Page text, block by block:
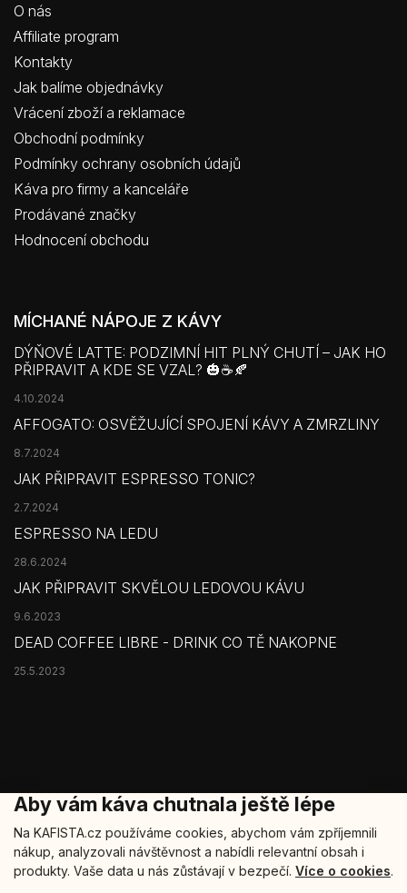
Aby vám káva chutnala ještě lépe
Na KAFISTA.cz používáme cookies, abychom vám zpříjemnili
nákup, analyzovali návštěvnost a nabídli relevantní obsah i
produkty. Vaše data u nás zůstávají v bezpečí. Více o cookies.
O nás
Affiliate program
Kontakty
Jak balíme objednávky
Vrácení zboží a reklamace
Obchodní podmínky
Podmínky ochrany osobních údajů
Káva pro firmy a kanceláře
Prodávané značky
Hodnocení obchodu
MÍCHANÉ NÁPOJE Z KÁVY
DÝŇOVÉ LATTE: PODZIMNÍ HIT PLNÝ CHUTÍ – JAK HO
PŘIPRAVIT A KDE SE VZAL? 🎃☕🍂
4.10.2024
AFFOGATO: OSVĚŽUJÍCÍ SPOJENÍ KÁVY A ZMRZLINY
8.7.2024
JAK PŘIPRAVIT ESPRESSO TONIC?
2.7.2024
ESPRESSO NA LEDU
28.6.2024
JAK PŘIPRAVIT SKVĚLOU LEDOVOU KÁVU
9.6.2023
DEAD COFFEE LIBRE - DRINK CO TĚ NAKOPNE
25.5.2023
Copyright 2026Kafista. Všechna práva vyhrazena.